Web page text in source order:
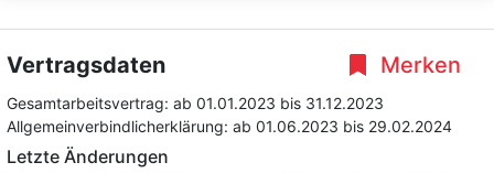
Merken
Vertragsdaten
Gesamtarbeitsvertrag: ab 01.01.2023 bis 31.12.2023
Allgemeinverbindlicherklärung: ab 01.06.2023 bis 29.02.2024
Letzte Änderungen